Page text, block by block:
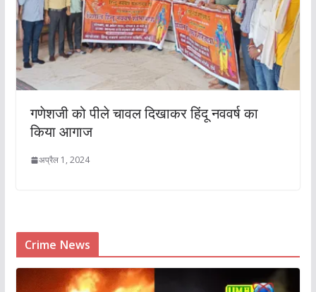
गणेशजी को पीले चावल दिखाकर हिंदू नववर्ष का
किया आगाज
अप्रैल 1, 2024
Crime News